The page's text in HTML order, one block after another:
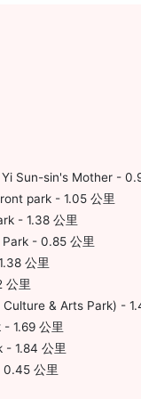
Sun-sin's Mother -
park - 1.05 公里
- 1.38 公里
- 0.85 公里
公里
公里
& Arts Park) -
1.69 公里
- 1.84 公里
0.45 公里